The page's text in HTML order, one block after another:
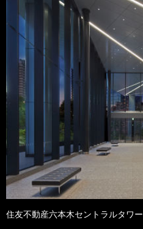
住友不動産六本木セントラルタワー